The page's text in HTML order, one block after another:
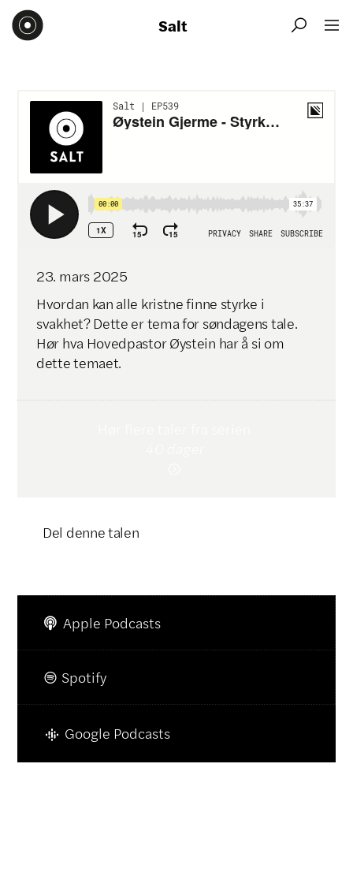
Salt  
23. mars 2025
​Hvordan kan alle kristne finne styrke i
svakhet? Dette er tema for søndagens tale.
Hør hva Hovedpastor Øystein har å si om
dette temaet.
Del denne talen
 Apple Podcasts
 Spotify
Google Podcasts